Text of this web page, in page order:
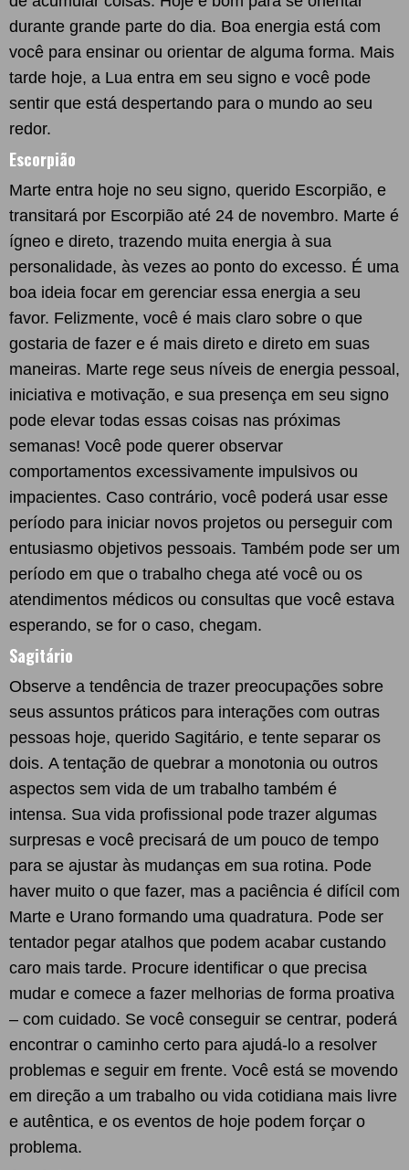
durante grande parte do dia. Boa energia está com
você para ensinar ou orientar de alguma forma. Mais
tarde hoje, a Lua entra em seu signo e você pode
sentir que está despertando para o mundo ao seu
redor.
Escorpião
Marte entra hoje no seu signo, querido Escorpião, e
transitará por Escorpião até 24 de novembro. Marte é
ígneo e direto, trazendo muita energia à sua
personalidade, às vezes ao ponto do excesso. É uma
boa ideia focar em gerenciar essa energia a seu
favor. Felizmente, você é mais claro sobre o que
gostaria de fazer e é mais direto e direto em suas
maneiras. Marte rege seus níveis de energia pessoal,
iniciativa e motivação, e sua presença em seu signo
pode elevar todas essas coisas nas próximas
semanas! Você pode querer observar
comportamentos excessivamente impulsivos ou
impacientes. Caso contrário, você poderá usar esse
período para iniciar novos projetos ou perseguir com
entusiasmo objetivos pessoais. Também pode ser um
período em que o trabalho chega até você ou os
atendimentos médicos ou consultas que você estava
esperando, se for o caso, chegam.
Sagitário
Observe a tendência de trazer preocupações sobre
seus assuntos práticos para interações com outras
pessoas hoje, querido Sagitário, e tente separar os
dois. A tentação de quebrar a monotonia ou outros
aspectos sem vida de um trabalho também é
intensa. Sua vida profissional pode trazer algumas
surpresas e você precisará de um pouco de tempo
para se ajustar às mudanças em sua rotina. Pode
haver muito o que fazer, mas a paciência é difícil com
Marte e Urano formando uma quadratura. Pode ser
tentador pegar atalhos que podem acabar custando
caro mais tarde. Procure identificar o que precisa
mudar e comece a fazer melhorias de forma proativa
– com cuidado. Se você conseguir se centrar, poderá
encontrar o caminho certo para ajudá-lo a resolver
problemas e seguir em frente. Você está se movendo
em direção a um trabalho ou vida cotidiana mais livre
e autêntica, e os eventos de hoje podem forçar o
problema.